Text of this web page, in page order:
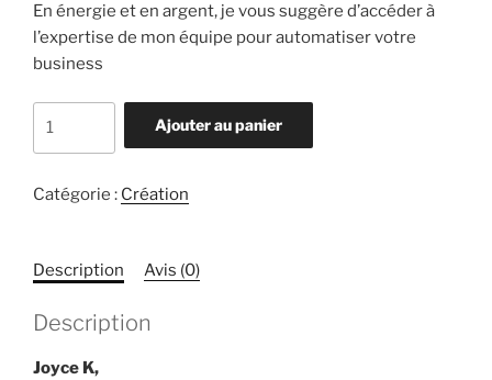
En énergie et en argent, je vous suggère d’accéder à
l’expertise de mon équipe pour automatiser votre
business
Ajouter au panier
Catégorie : Création
Description Avis (0)
Description
Joyce K,